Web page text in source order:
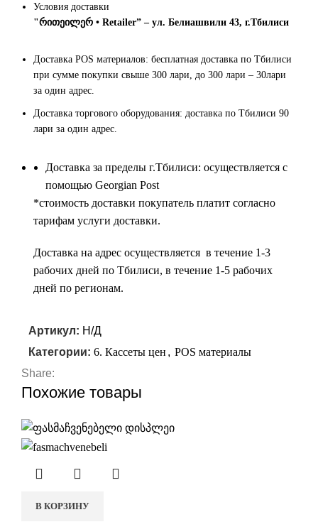
Условия доставки
"რითეილერ • Retailer” – ул. Белиашвили 43, г.Тбилиси
Доставка POS материалов: бесплатная доставка по Тбилиси
при сумме покупки свыше 300 лари, до 300 лари – 30лари
за один адрес.
Доставка торгового оборудования: доставка по Тбилиси 90
лари за один адрес.
Доставка за пределы г.Тбилиси: осуществляется с
помощью Georgian Post
*cтоимость доставки покупатель платит согласно
тарифам услуги доставки.
Доставка на адрес осуществляется в течение 1-3
рабочих дней по Тбилиси, в течение 1-5 рабочих
дней по регионам.
Артикул: Н/Д
Категории: 6. Кассеты цен , POS материалы
Share:
Похожие товары
В КОРЗИНУ